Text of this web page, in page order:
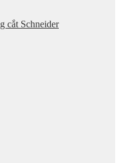
cắt Schneider